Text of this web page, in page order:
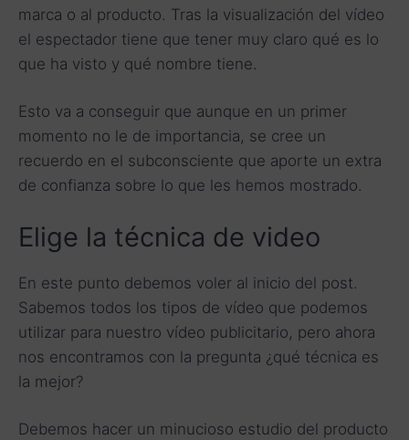
marca o al producto. Tras la visualización del vídeo
el espectador tiene que tener muy claro qué es lo
que ha visto y qué nombre tiene.
Esto va a conseguir que aunque en un primer
momento no le de importancia, se cree un
recuerdo en el subconsciente que aporte un extra
de confianza sobre lo que les hemos mostrado.
Elige la técnica de video
En este punto debemos voler al inicio del post.
Sabemos todos los tipos de vídeo que podemos
utilizar para nuestro vídeo publicitario, pero ahora
nos encontramos con la pregunta ¿qué técnica es
la mejor?
Debemos hacer un minucioso estudio del producto